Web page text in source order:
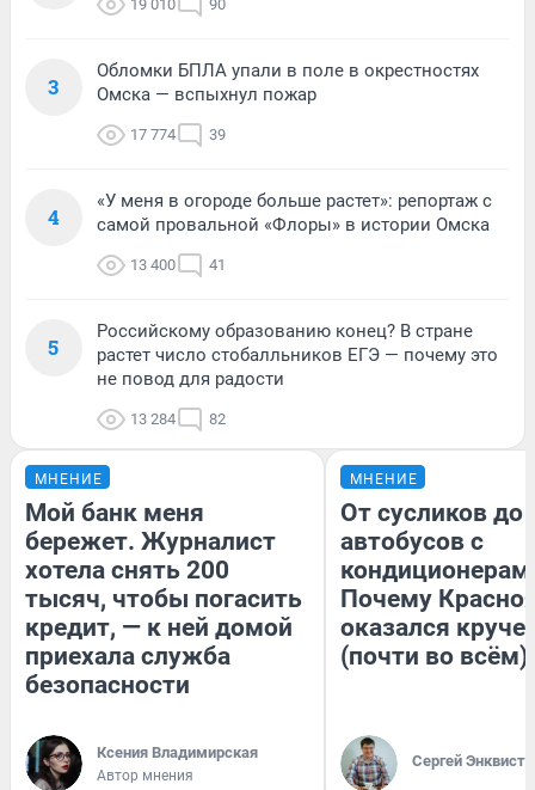
19 010 90
3
Обломки БПЛА упали в поле в окрестностях
Омска — вспыхнул пожар
17 774 39
4
«У меня в огороде больше растет»: репортаж с
самой провальной «Флоры» в истории Омска
13 400 41
5
Российскому образованию конец? В стране
растет число стобалльников ЕГЭ — почему это
не повод для радости
13 284 82
МНЕНИЕ
Мой банк меня
бережет. Журналист
хотела снять 200
тысяч, чтобы погасить
кредит, — к ней домой
приехала служба
безопасности
Ксения Владимирская
Автор мнения
МНЕНИЕ
От сусликов до
автобусов с
Почему
оказался
(почти во всём)
Сергей Энквист